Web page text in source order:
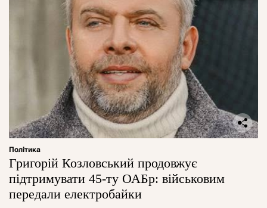
Політика
Григорій Козловський продовжує
підтримувати 45-ту ОАБр: військовим
передали електробайки